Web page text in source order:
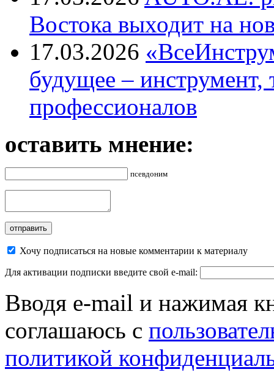
Востока выходит на
17.03.2026
будущее – инструмент,
профессионалов
оставить мнение:
псевдоним
Хочу подписаться на новые комментарии к материалу
Для активации подписки введите свой e-mail:
Вводя e-mail и нажимая
соглашаюсь с
политикой